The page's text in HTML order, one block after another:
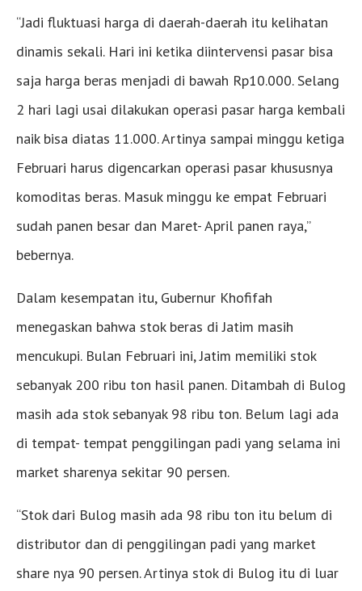
“Jadi fluktuasi harga di daerah-daerah itu kelihatan
dinamis sekali. Hari ini ketika diintervensi pasar bisa
saja harga beras menjadi di bawah Rp10.000. Selang
2 hari lagi usai dilakukan operasi pasar harga kembali
naik bisa diatas 11.000. Artinya sampai minggu ketiga
Februari harus digencarkan operasi pasar khususnya
komoditas beras. Masuk minggu ke empat Februari
sudah panen besar dan Maret- April panen raya,”
bebernya.
Dalam kesempatan itu, Gubernur Khofifah
menegaskan bahwa stok beras di Jatim masih
mencukupi. Bulan Februari ini, Jatim memiliki stok
sebanyak 200 ribu ton hasil panen. Ditambah di Bulog
masih ada stok sebanyak 98 ribu ton. Belum lagi ada
di tempat- tempat penggilingan padi yang selama ini
market sharenya sekitar 90 persen.
“Stok dari Bulog masih ada 98 ribu ton itu belum di
distributor dan di penggilingan padi yang market
share nya 90 persen. Artinya stok di Bulog itu di luar